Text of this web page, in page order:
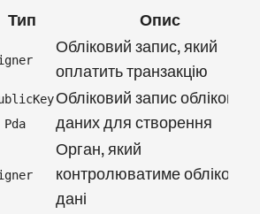
Тип Опис
Обліковий запис, який
оплатить транзакцію
Pda
Обліковий запис облікових
даних для створення
Орган, який
контролюватиме облікові
дані